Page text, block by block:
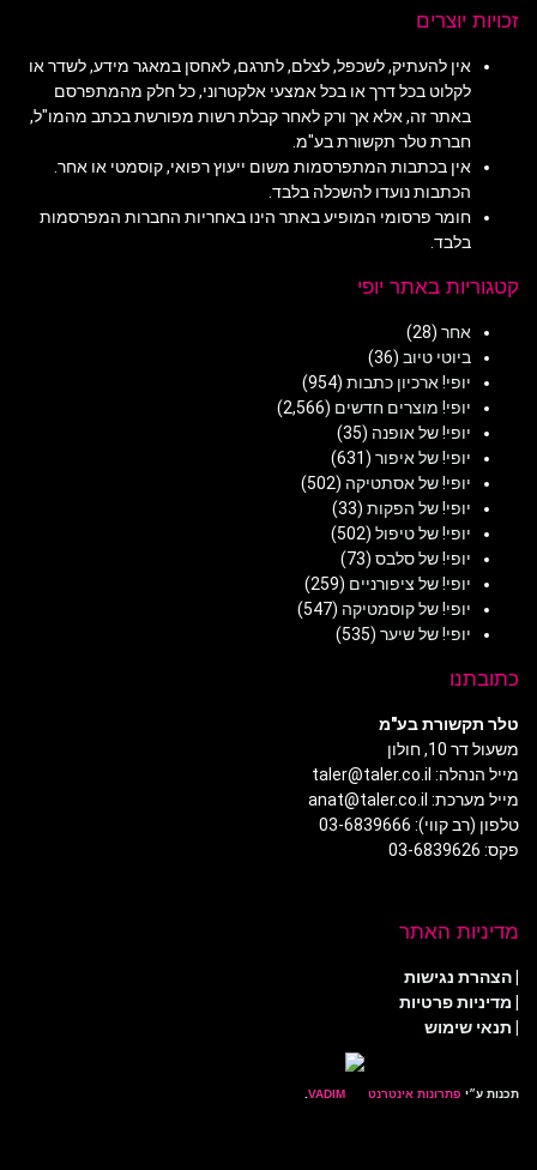
זכויות יוצרים
אין להעתיק, לשכפל, לצלם, לתרגם, לאחסן במאגר מידע, לשדר או
לקלוט בכל דרך או בכל אמצעי אלקטרוני, כל חלק מהמתפרסם
באתר זה, אלא אך ורק לאחר קבלת רשות מפורשת בכתב מהמו"ל,
חברת טלר תקשורת בע"מ.
אין בכתבות המתפרסמות משום ייעוץ רפואי, קוסמטי או אחר.
הכתבות נועדו להשכלה בלבד.
חומר פרסומי המופיע באתר הינו באחריות החברות המפרסמות
בלבד.
קטגוריות באתר יופי
אחר (28)
ביוטי טיוב (36)
יופי! ארכיון כתבות (954)
יופי! מוצרים חדשים (2,566)
יופי! של אופנה (35)
יופי! של איפור (631)
יופי! של אסתטיקה (502)
יופי! של הפקות (33)
יופי! של טיפול (502)
יופי! של סלבס (73)
יופי! של ציפורניים (259)
יופי! של קוסמטיקה (547)
יופי! של שיער (535)
כתובתנו
טלר תקשורת בע"מ
משעול דר 10, חולון
מייל הנהלה: taler@taler.co.il
מייל מערכת: anat@taler.co.il
טלפון (רב קווי): 03-6839666
פקס: 03-6839626
מדיניות האתר
|הצהרת נגישות
| מדיניות פרטיות
| תנאי שימוש
תכנות ע״י פתרונות אינטרנט